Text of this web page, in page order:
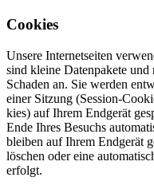
Coo­kies
Unsere Inter­net­seiten
sind kleine Daten­pa­kete
Schaden an. Sie werden
einer Sit­zung (Ses­sion-
kies) auf Ihrem End­gerät
Ende Ihres Besuchs
bleiben auf Ihrem End­gerät
löschen oder eine
erfolgt.